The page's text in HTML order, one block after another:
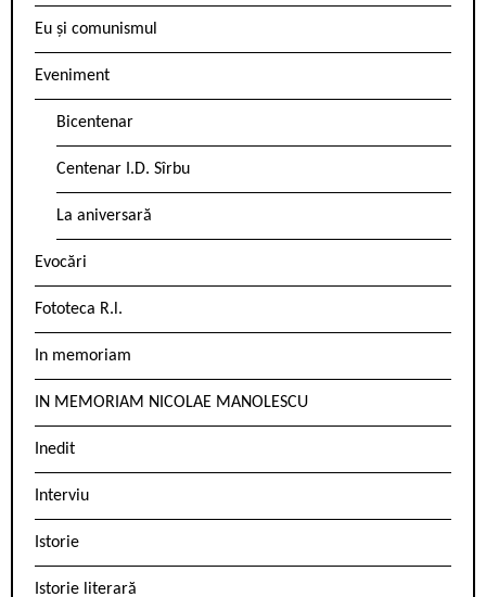
Eu și comunismul
Eveniment
Bicentenar
Centenar I.D. Sîrbu
La aniversară
Evocări
Fototeca R.l.
In memoriam
IN MEMORIAM NICOLAE MANOLESCU
Inedit
Interviu
Istorie
Istorie literară